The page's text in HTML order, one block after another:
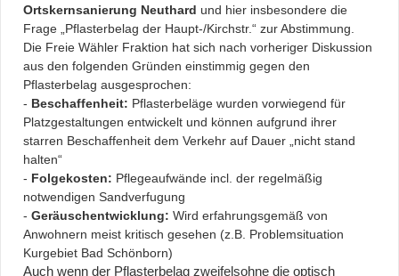
Ortskernsanierung Neuthard und hier insbesondere die
Frage „Pflasterbelag der Haupt-/Kirchstr.“ zur Abstimmung.
Die Freie Wähler Fraktion hat sich nach vorheriger Diskussion
aus den folgenden Gründen einstimmig gegen den
Pflasterbelag ausgesprochen:
- Beschaffenheit: Pflasterbeläge wurden vorwiegend für
Platzgestaltungen entwickelt und können aufgrund ihrer
starren Beschaffenheit dem Verkehr auf Dauer „nicht stand
halten“
- Folgekosten: Pflegeaufwände incl. der regelmäßig
notwendigen Sandverfugung
- Geräuschentwicklung: Wird erfahrungsgemäß von
Anwohnern meist kritisch gesehen (z.B. Problemsituation
Kurgebiet Bad Schönborn)
Auch wenn der Pflasterbelag zweifelsohne die optisch